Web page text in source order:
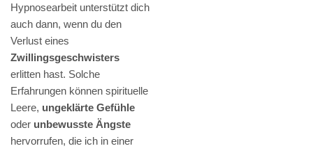
Hypnosearbeit unterstützt dich
auch dann, wenn du den
Verlust eines
Zwillingsgeschwisters
erlitten hast. Solche
Erfahrungen können spirituelle
Leere, ungeklärte Gefühle
oder unbewusste Ängste
hervorrufen, die ich in einer